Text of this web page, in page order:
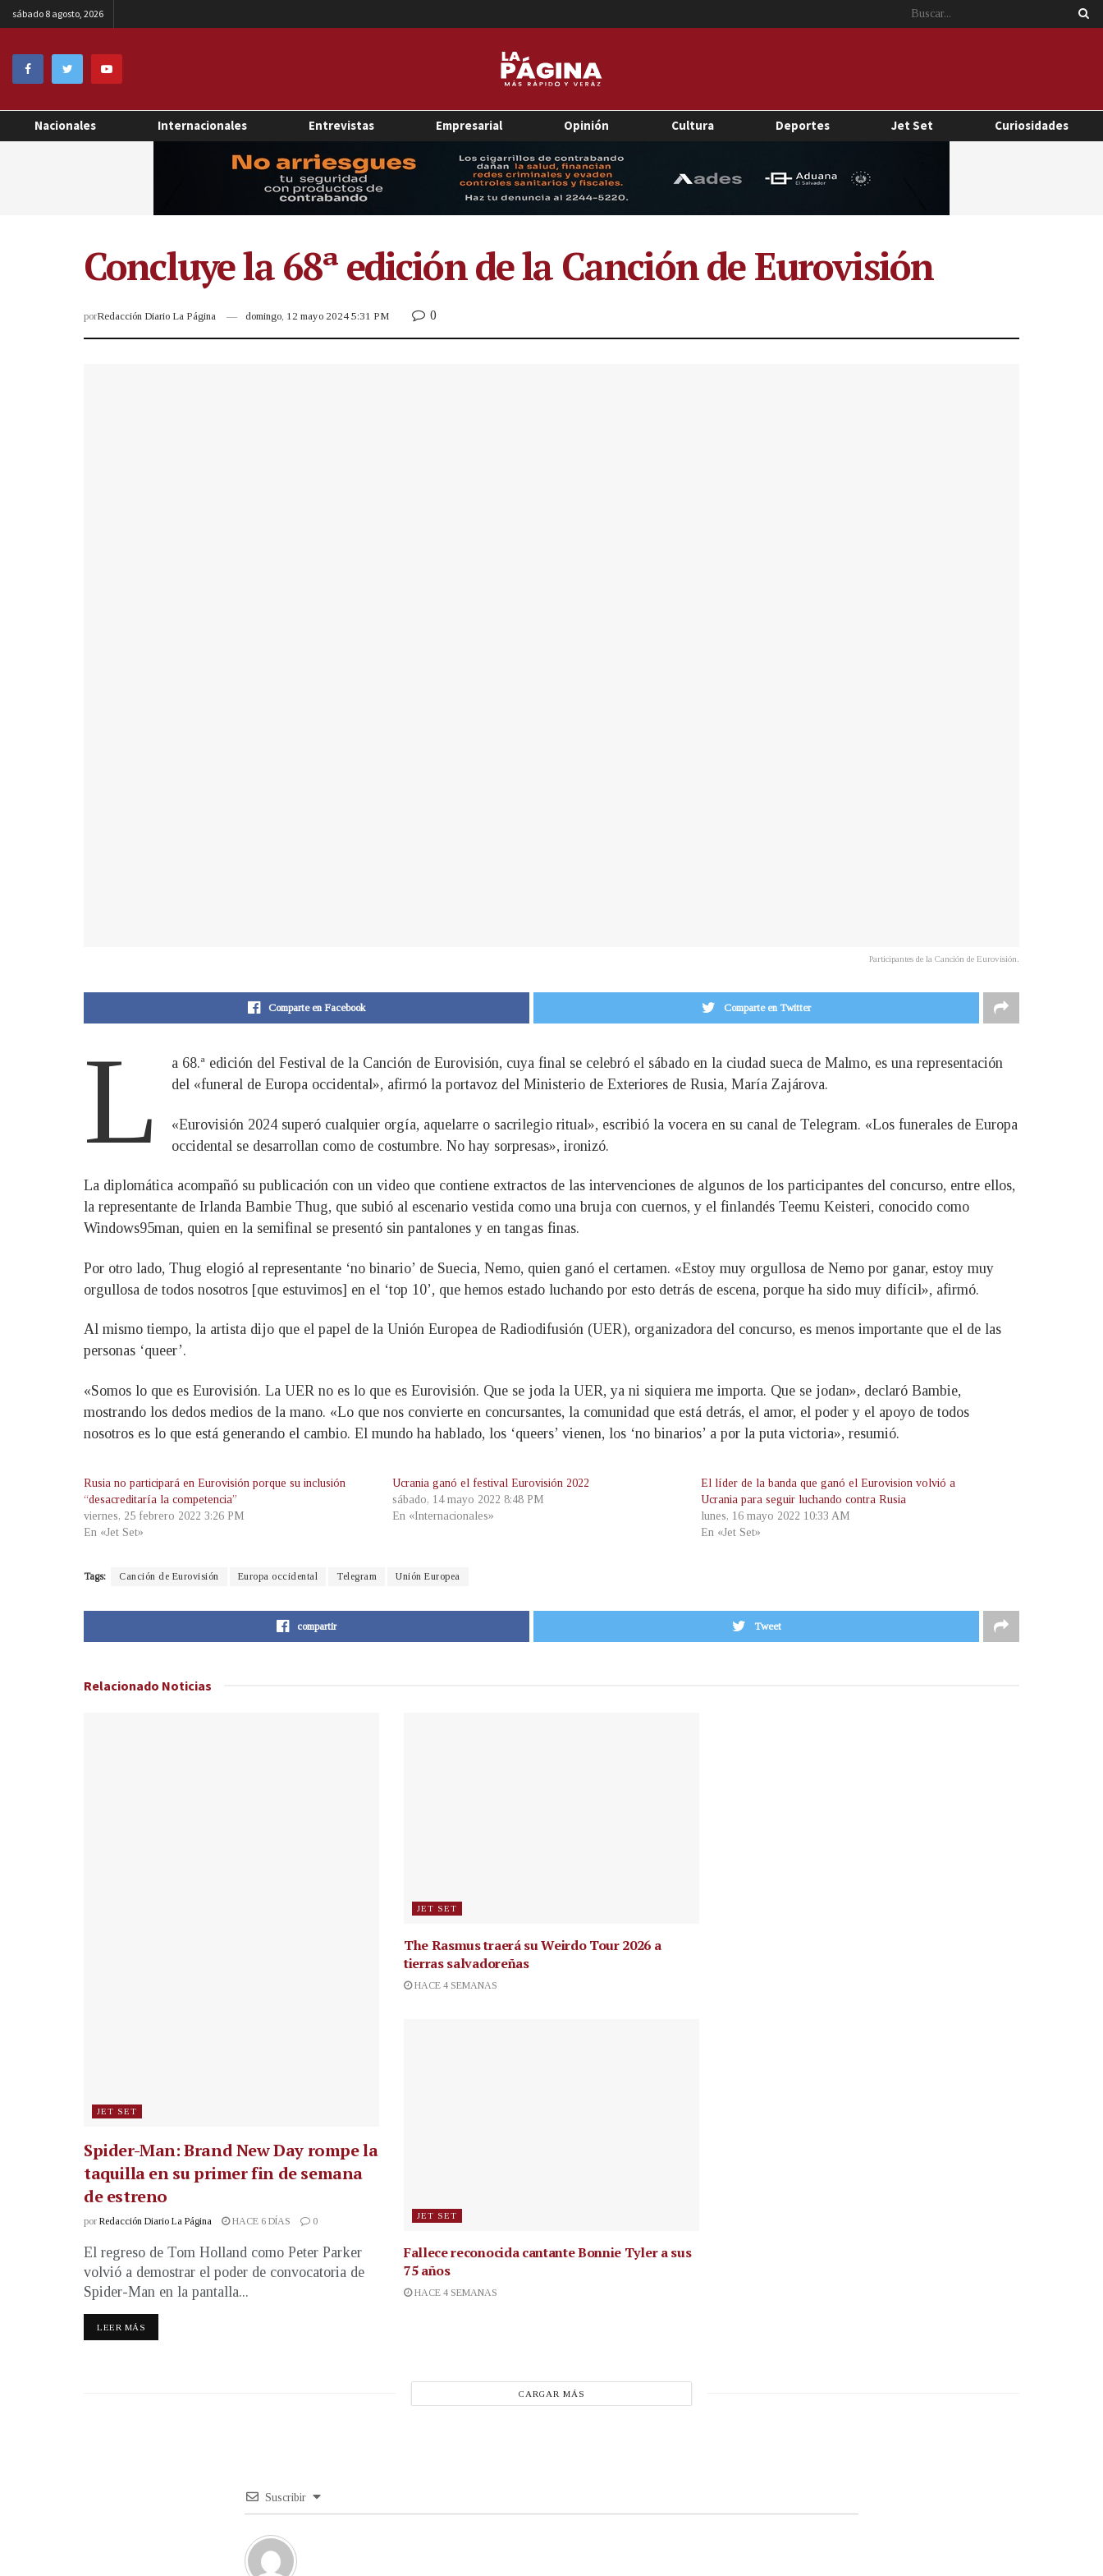
sábado 8 agosto, 2026
Nacionales Internacionales Entrevistas Empresarial Opinión Cultura Deportes Jet Set Curiosidades
Concluye la 68ª edición de la Canción de Eurovisión
porRedacción Diario La Página domingo, 12 mayo 2024 5:31 PM 0
Participantes de la Canción de Eurovisión.
Comparte en Facebook Comparte en Twitter
L
a 68.ª edición del Festival de la Canción de Eurovisión, cuya final se celebró el sábado en la ciudad sueca de Malmo, es una representación
del «funeral de Europa occidental», afirmó la portavoz del Ministerio de Exteriores de Rusia, María Zajárova.
«Eurovisión 2024 superó cualquier orgía, aquelarre o sacrilegio ritual», escribió la vocera en su canal de Telegram. «Los funerales de Europa
occidental se desarrollan como de costumbre. No hay sorpresas», ironizó.
La diplomática acompañó su publicación con un video que contiene extractos de las intervenciones de algunos de los participantes del concurso, entre ellos,
la representante de Irlanda Bambie Thug, que subió al escenario vestida como una bruja con cuernos, y el finlandés Teemu Keisteri, conocido como
Windows95man, quien en la semifinal se presentó sin pantalones y en tangas finas.
Por otro lado, Thug elogió al representante ‘no binario’ de Suecia, Nemo, quien ganó el certamen. «Estoy muy orgullosa de Nemo por ganar, estoy muy
orgullosa de todos nosotros [que estuvimos] en el ‘top 10’, que hemos estado luchando por esto detrás de escena, porque ha sido muy difícil», afirmó.
Al mismo tiempo, la artista dijo que el papel de la Unión Europea de Radiodifusión (UER), organizadora del concurso, es menos importante que el de las
personas ‘queer’.
«Somos lo que es Eurovisión. La UER no es lo que es Eurovisión. Que se joda la UER, ya ni siquiera me importa. Que se jodan», declaró Bambie,
mostrando los dedos medios de la mano. «Lo que nos convierte en concursantes, la comunidad que está detrás, el amor, el poder y el apoyo de todos
nosotros es lo que está generando el cambio. El mundo ha hablado, los ‘queers’ vienen, los ‘no binarios’ a por la puta victoria», resumió.
Rusia no participará en Eurovisión porque su inclusión
“desacreditaría la competencia”
viernes, 25 febrero 2022 3:26 PM
En «Jet Set»
Ucrania ganó el festival Eurovisión 2022
sábado, 14 mayo 2022 8:48 PM
En «Internacionales»
El líder de la banda que ganó el Eurovision volvió a
Ucrania para seguir luchando contra Rusia
lunes, 16 mayo 2022 10:33 AM
En «Jet Set»
Tags: Canción de Eurovisión Europa occidental Telegram Unión Europea
compartir Tweet
Relacionado Noticias
JET SET
Spider-Man: Brand New Day rompe la
taquilla en su primer fin de semana
de estreno
por Redacción Diario La Página HACE 6 DÍAS 0
El regreso de Tom Holland como Peter Parker
volvió a demostrar el poder de convocatoria de
Spider-Man en la pantalla...
LEER MÁS
JET SET
The Rasmus traerá su Weirdo Tour 2026 a
tierras salvadoreñas
HACE 4 SEMANAS
JET SET
Fallece reconocida cantanteBonnie Tyler a sus
75 años
HACE 4 SEMANAS
CARGAR MÁS
Suscribir